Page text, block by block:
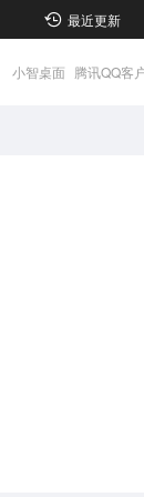
最近更新
小智桌面 腾讯QQ客